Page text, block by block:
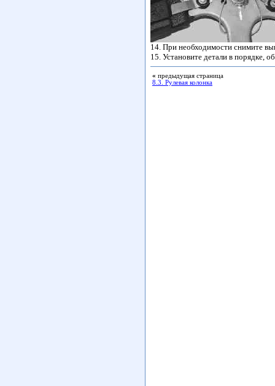
14. При необходимости снимите
15. Установите детали в порядке,
« предыдущая страница
8.3. Рулевая колонка